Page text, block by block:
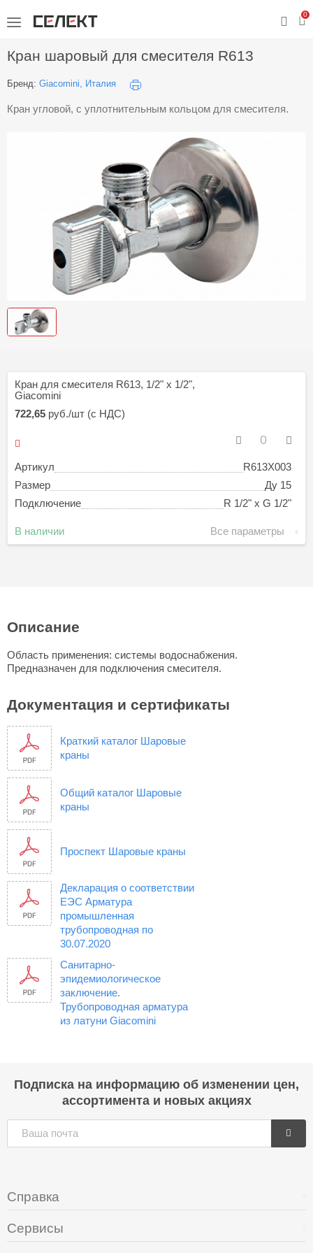
0
Кран шаровый для смесителя R613
Бренд: Giacomini, Италия
Кран угловой, с уплотнительным кольцом для смесителя.
Кран для смесителя R613, 1/2" x 1/2",
Giacomini
Артикул
R613X003
Размер
Ду 15
Подключение
R 1/2" x G 1/2"
722,65 руб./шт (с НДС)
В наличии Все параметры
Описание
Область применения: системы водоснабжения.
Предназначен для подключения смесителя.
Документация и сертификаты
Краткий каталог Шаровые
краны
Общий каталог Шаровые
краны
Проспект Шаровые краны
Декларация о соответствии
ЕЭС Арматура
промышленная
трубопроводная по
30.07.2020
Санитарно-
эпидемиологическое
заключение.
Трубопроводная арматура
из латуни Giacomini
Подписка на информацию об изменении цен,
ассортимента и новых акциях
Справка
Сервисы